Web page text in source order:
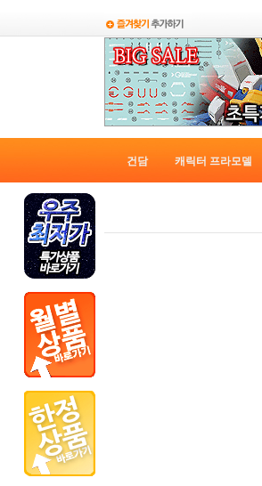
건담 캐릭터 프라모델